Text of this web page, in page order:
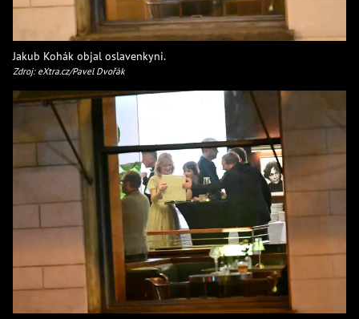
Jakub Kohák objal oslavenkyni.
Zdroj: eXtra.cz/Pavel Dvořák